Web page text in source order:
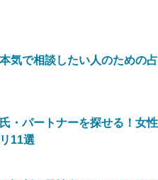
気で相談したい人のための占
・パートナーを探せる！女性
11選